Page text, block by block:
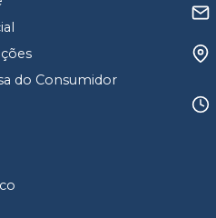
do Consumidor